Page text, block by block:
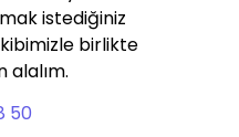
istediğiniz
birlikte
alalım.
50